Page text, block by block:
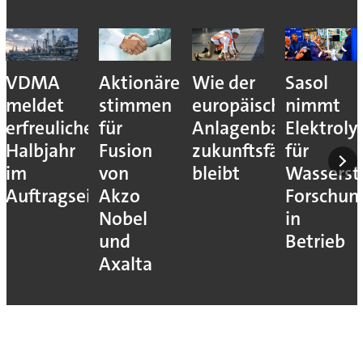
VDMA
meldet
erfreuliches
Halbjahr
im
Auftragseingang
Aktionäre
stimmen
für
Fusion
von
Akzo
Nobel
und
Axalta
Wie der
europäische
Anlagenbau
zukunftsfähig
bleibt
Sasol
nimmt
für
in
Betrieb